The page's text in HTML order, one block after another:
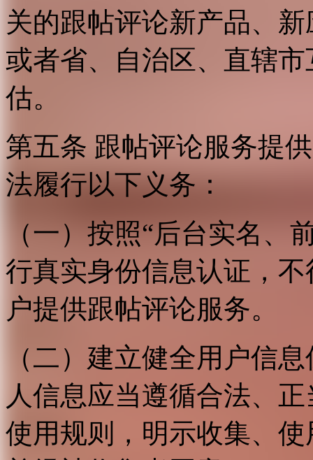
关的跟帖评论新产品、
或者省、自治区、直辖
估。
第五条 跟帖评论服务提
法履行以下义务：
（一）按照“后台实名、
行真实身份信息认证，
户提供跟帖评论服务。
（二）建立健全用户信
人信息应当遵循合法、
使用规则，明示收集、